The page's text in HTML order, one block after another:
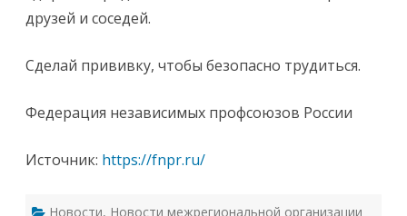
друзей и соседей.
Сделай прививку, чтобы безопасно трудиться.
Федерация независимых профсоюзов России
Источник: https://fnpr.ru/
Новости, Новости межрегиональной организации